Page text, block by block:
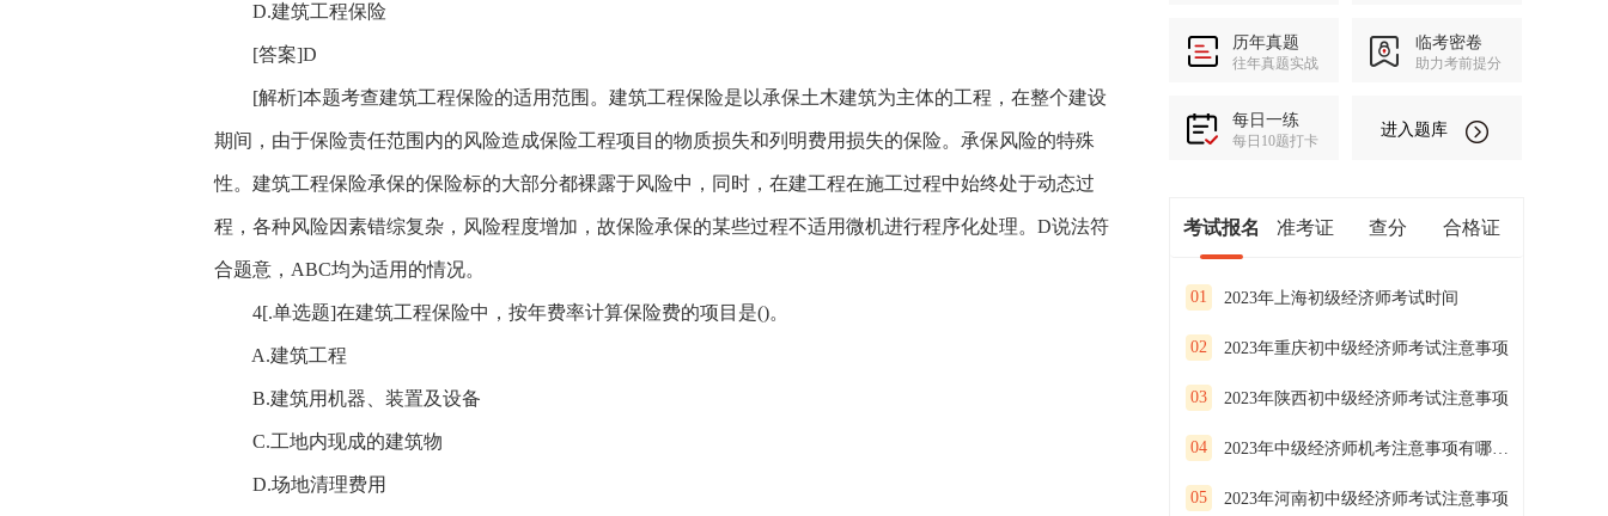
D.建筑工程保险
[答案]D
[解析]本题考查建筑工程保险的适用范围。建筑工程保险是以承保土木建筑为主体的工程，在整个建设
期间，由于保险责任范围内的风险造成保险工程项目的物质损失和列明费用损失的保险。承保风险的特殊
性。建筑工程保险承保的保险标的大部分都裸露于风险中，同时，在建工程在施工过程中始终处于动态过
程，各种风险因素错综复杂，风险程度增加，故保险承保的某些过程不适用微机进行程序化处理。D说法符
合题意，ABC均为适用的情况。
4[.单选题]在建筑工程保险中，按年费率计算保险费的项目是()。
A.建筑工程
B.建筑用机器、装置及设备
C.工地内现成的建筑物
D.场地清理费用
历年真题
往年真题实战
临考密卷
助力考前提分
每日一练
每日10题打卡
进入题库
考试报名 准考证 查分 合格证
01 2023年上海初级经济师考试时间
02 2023年重庆初中级经济师考试注意事项
03 2023年陕西初中级经济师考试注意事项
04 2023年中级经济师机考注意事项有哪些？
05 2023年河南初中级经济师考试注意事项